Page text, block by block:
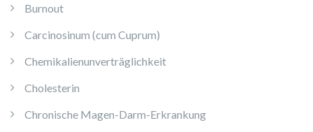
Burnout
Carcinosinum (cum Cuprum)
Chemikalienunverträglichkeit
Cholesterin
Chronische Magen-Darm-Erkrankung